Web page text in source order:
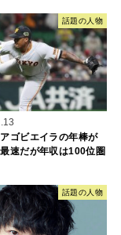
話題の人物
アゴビエイラの年棒が
速だが年収は100位圏
話題の人物